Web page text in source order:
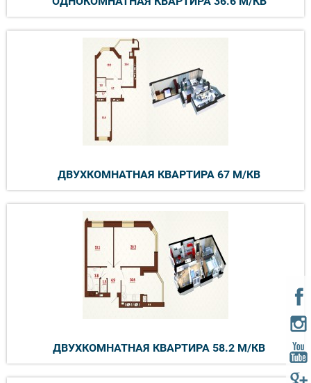
ДВУХКОМНАТНАЯ КВАРТИРА 67 М/КВ
ДВУХКОМНАТНАЯ КВАРТИРА 58.2 М/КВ